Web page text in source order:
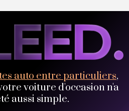
auto entre particuliers,
voiture d'occasion n'a
aussi simple.